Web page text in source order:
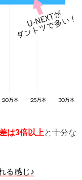
は3倍以上と十分な
る感じ♪